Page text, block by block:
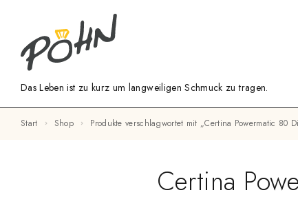
Das Leben ist zu kurz um langweiligen Schmuck zu tragen.
Start Shop Produkte verschlagwortet mit „Certina Powermatic 80
Certina